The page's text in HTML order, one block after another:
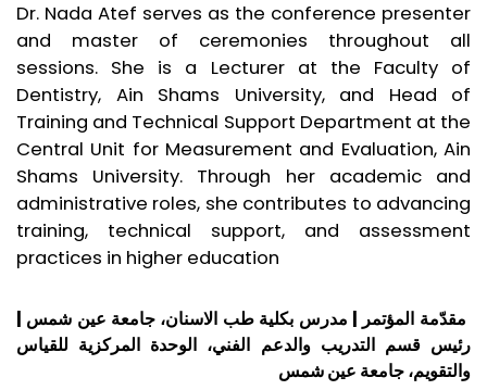
Dr. Nada Atef serves as the conference presenter
and master of ceremonies throughout all
sessions. She is a Lecturer at the Faculty of
Dentistry, Ain Shams University, and Head of
Training and Technical Support Department at the
Central Unit for Measurement and Evaluation, Ain
Shams University. Through her academic and
administrative roles, she contributes to advancing
training, technical support, and assessment
practices in higher education
مقدّمة المؤتمر | مدرس بكلية طب الاسنان، جامعة عين شمس |
رئيس قسم التدريب والدعم الفني، الوحدة المركزية للقياس
والتقويم، جامعة عين شمس